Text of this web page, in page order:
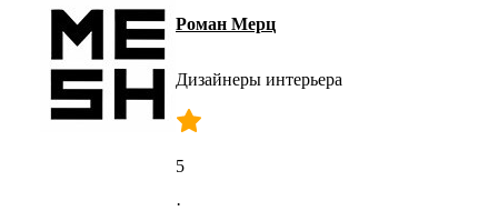
Роман Мерц
Дизайнеры интерьера
5
·